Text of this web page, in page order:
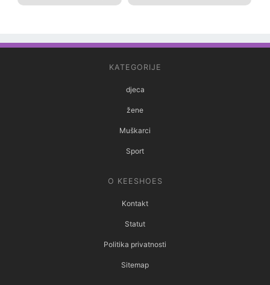
KATEGORIJE
djeca
žene
Muškarci
Sport
O KEESHOES
Kontakt
Statut
Politika privatnosti
Sitemap